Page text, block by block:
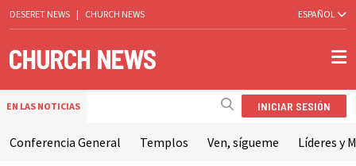
DESERET NEWS | CHURCH NEWS ESPAÑOL
EN LAS NOTICIAS INICIAR SESIÓN
Conferencia General Templos Ven, sígueme Líderes y